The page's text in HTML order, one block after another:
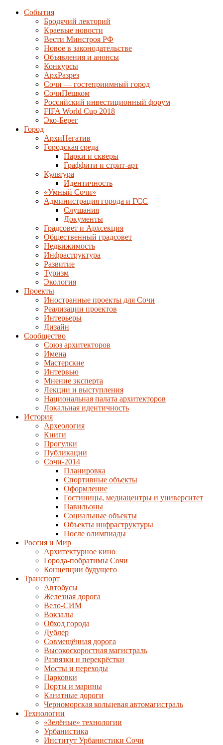
События
Бродячий лекторий
Краевые новости
Вести Минстроя РФ
Новое в законодательстве
Объявления и анонсы
Конкурсы
АрхРазрез
Сочи — гостеприимный город
СочиПешком
Российский инвестиционный форум
FIFA World Cup 2018
Эко-Берег
Город
АрхиНегатив
Городская среда
Парки и скверы
Граффити и стрит-арт
Культура
Идентичность
«Умный Сочи»
Администрация города и ГСС
Слушания
Документы
Градсовет и Архсекция
Общественный градсовет
Недвижимость
Инфраструктура
Развитие
Туризм
Экология
Проекты
Иностранные проекты для Сочи
Реализации проектов
Интерьеры
Дизайн
Сообщество
Союз архитекторов
Имена
Мастерские
Интервью
Мнение эксперта
Лекции и выступления
Национальная палата архитекторов
Локальная идентичность
История
Археология
Книги
Прогулки
Публикации
Сочи-2014
Планировка
Спортивные объекты
Оформление
Гостиницы, медиацентры и университет
Павильоны
Социальные объекты
Объекты инфраструктуры
После олимпиады
Россия и Мир
Архитектурное кино
Города-побратимы Сочи
Концепции будущего
Транспорт
Автобусы
Железная дорога
Вело-СИМ
Вокзалы
Обход города
Дублер
Совмещённая дорога
Высокоскоростная магистраль
Развязки и перекрёстки
Мосты и переходы
Парковки
Порты и марины
Канатные дороги
Черноморская кольцевая автомагистраль
Технологии
«Зелёные» технологии
Урбанистика
Институт Урбанистики Сочи